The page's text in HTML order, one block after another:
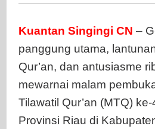
Kuantan Singingi CN –
panggung utama,
Qur’an, dan antusiasme
mewarnai malam
Tilawatil Qur’an (MTQ)
Provinsi Riau di